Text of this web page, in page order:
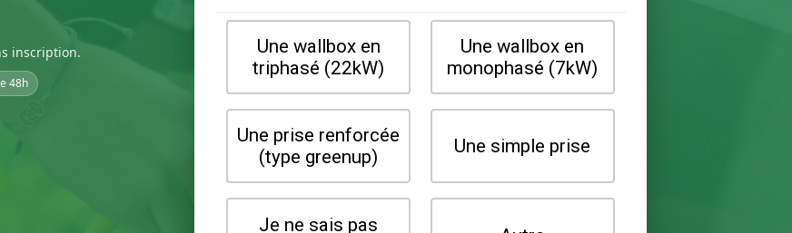
inscription.
48h
Quel type de borne souhaitez-
installer ?
Une wallbox en